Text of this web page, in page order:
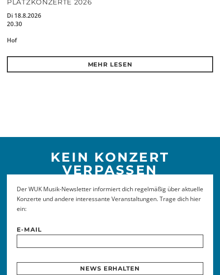
PLATZKONZERTE 2026
Di 18.8.2026
20.30
Hof
MEHR LESEN
KEIN KONZERT
VERPASSEN
Der WUK Musik-Newsletter informiert dich regelmäßig über aktuelle
Konzerte und andere interessante Veranstaltungen. Trage dich hier
ein:
E-MAIL
NEWS ERHALTEN